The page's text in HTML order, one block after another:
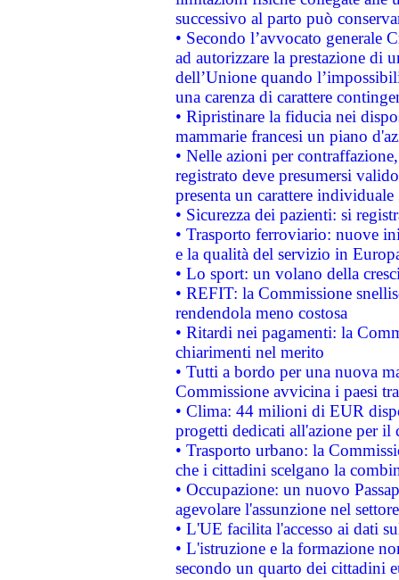
successivo al parto può
• Secondo l’avvocato
ad autorizzare la prestazione di
dell’Unione quando
una carenza di carattere
• Ripristinare la fiducia nei
mammarie francesi un piano
• Nelle azioni per
registrato deve presumersi
presenta un carattere individuale
• Sicurezza dei pazienti: si
• Trasporto ferroviario: nuove
e la qualità del servizio in
• Lo sport: un volano della
• REFIT: la Commissione
rendendola meno costosa
• Ritardi nei pagamenti: la
chiarimenti nel merito
• Tutti a bordo per una nuova
Commissione avvicina i paesi
• Clima: 44 milioni di EUR
progetti dedicati all'azione per il
• Trasporto urbano: la
che i cittadini scelgano la
• Occupazione: un nuovo
agevolare l'assunzione nel
• L'UE facilita l'accesso ai dati
• L'istruzione e la formazione
secondo un quarto dei cittadini